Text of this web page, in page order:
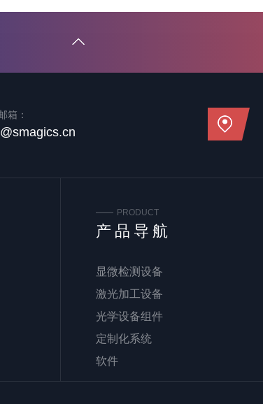
箱：
PRODUCT
产品导航
显微检测设备
激光加工设备
光学设备组件
定制化系统
软件